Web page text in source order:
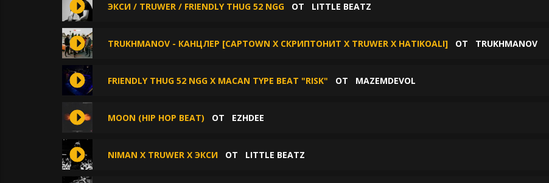
ЭКСИ / TRUWER / FRIENDLY THUG 52 NGG ОТ LITTLE BEATZ
TRUKHMANOV - КАНЦЛЕР [CAPTOWN X СКРИПТОНИТ X TRUWER X HATIKOALI] ОТ TRUKHMANOV
FRIENDLY THUG 52 NGG X MACAN TYPE BEAT "RISK" ОТ MAZEMDEVOL
MOON (HIP HOP BEAT) ОТ EZHDEE
NIMAN X TRUWER X ЭКСИ ОТ LITTLE BEATZ